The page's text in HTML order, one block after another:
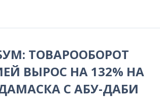
ТОВАРООБОРОТ
ВЫРОС НА 132% НА
С АБУ-ДАБИ